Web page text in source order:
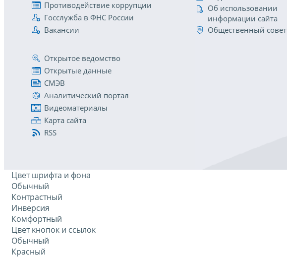
Противодействие коррупции
Госслужба в ФНС России
Вакансии
Об использовании
информации сайта
Общественный совет
Открытое ведомство
Открытые данные
СМЭВ
Аналитический портал
Видеоматериалы
Карта сайта
RSS
Цвет шрифта и фона
Обычный
Контрастный
Инверсия
Комфортный
Цвет кнопок и ссылок
Обычный
Красный